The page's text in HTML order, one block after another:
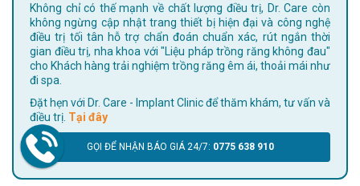
Không chỉ có thế mạnh về chất lượng điều trị, Dr. Care còn
không ngừng cập nhật trang thiết bị hiện đại và công nghệ
điều trị tối tân hỗ trợ chẩn đoán chuẩn xác, rút ngắn thời
gian điều trị, nha khoa với "Liệu pháp trồng răng không đau"
cho Khách hàng trải nghiệm trồng răng êm ái, thoải mái như
đi spa.
Đặt hẹn với Dr. Care - Implant Clinic để thăm khám, tư vấn và
điều trị. Tại đây
GỌI ĐỂ NHẬN BÁO GIÁ 24/7: 0775 638 910